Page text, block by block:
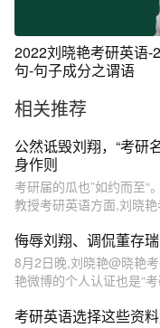
2022刘晓艳考研英语-
句-句子成分之谓语
相关推荐
公然诋毁刘翔，“考研
身作则
考研届的瓜也”如约而至“
教授考研英语方面,刘晓
侮辱刘翔、调侃董存
8月2日晚,刘晓艳@晓艳
艳微博的个人认证也是“
考研英语选择这些资